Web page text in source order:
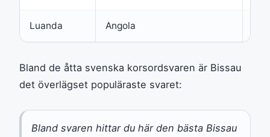
Luanda Angola
Bland de åtta svenska korsordsvaren är Bissau
det överlägset populäraste svaret:
Bland svaren hittar du här den bästa Bissau